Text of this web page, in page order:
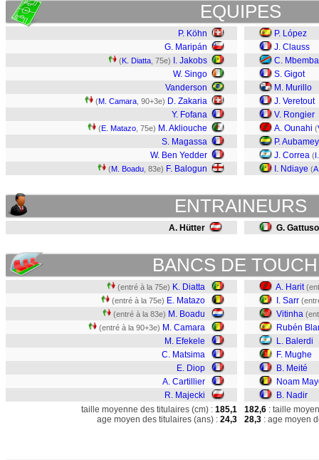
EQUIPES
P. Köhn
G. Maripán
(K. Diatta , 75e)
I. Jakobs
W. Singo
Vanderson
(M. Camara , 90+3e) D. Zakaria
Y. Fofana
(E. Matazo , 75e) M. Akliouche
S. Magassa
W. Ben Yedder
(M. Boadu , 83e) F. Balogun
P. López
J. Clauss
C. Mbemba
S. Gigot
M. Murillo
J. Veretout
V. Rongier
A. Ounahi (
P.
J. Correa (
I. Ndiaye (
ENTRAINEURS
A. Hütter G. Gattuso
BANCS DE
(entré à la 75e) K. Diatta
(entré à la 75e) E. Matazo
(entré à la 83e) M. Boadu
(entré à la 90+3e) M. Camara
M. Efekele
C. Matsima
E. Diop
A. Cartillier
R. Majecki
A. Harit
I. Sarr
Vitinha
Rubén
L. Balerdi
F. Mughe
B. Meité
Noam
B. Nadir
taille moyenne des titulaires (cm) : 185,1
age moyen des titulaires (ans) : 24,3
182,6 : taille
28,3 : age moyen